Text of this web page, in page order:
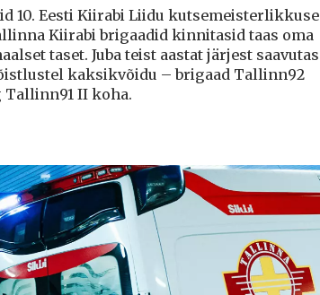
10. Eesti Kiirabi Liidu kutsemeisterlikkuse
Kiirabi brigaadid kinnitasid taas oma
taset. Juba teist aastat järjest saavutas
kaksikvõidu – brigaad Tallinn92
II koha.